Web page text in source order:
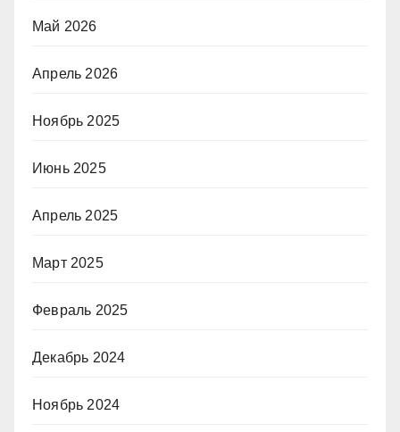
Май 2026
Апрель 2026
Ноябрь 2025
Июнь 2025
Апрель 2025
Март 2025
Февраль 2025
Декабрь 2024
Ноябрь 2024